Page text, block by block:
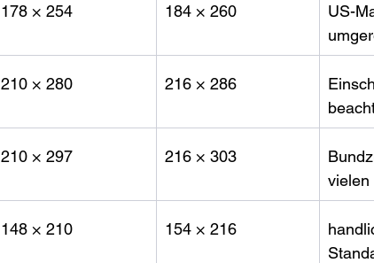
178 × 254 184 × 260
US-
210 × 280 216 × 286
210 × 297 216 × 303
vielen
148 × 210 154 × 216